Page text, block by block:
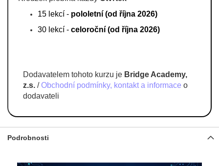
15 lekcí - pololetní (od října 2026)
30 lekcí - celoroční (od října 2026)
Dodavatelem tohoto kurzu je Bridge Academy,
z.s. /Obchodní podmínky, kontakt a informace o
dodavateli
Podrobnosti